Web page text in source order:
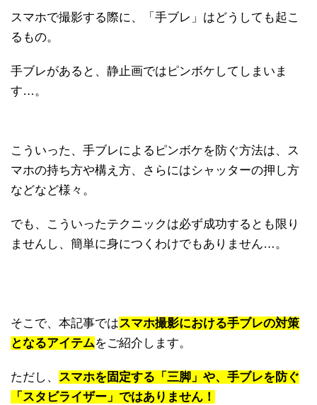
スマホで撮影する際に、「手ブレ」はどうしても起こ
るもの。
手ブレがあると、静止画ではピンボケしてしまいま
す…。
こういった、手ブレによるピンボケを防ぐ方法は、ス
マホの持ち方や構え方、さらにはシャッターの押し方
などなど様々。
でも、こういったテクニックは必ず成功するとも限り
ませんし、簡単に身につくわけでもありません…。
そこで、本記事ではスマホ撮影における手ブレの対策
となるアイテムをご紹介します。
ただし、 スマホを固定する「三脚」や、手ブレを防ぐ
「スタビライザー」ではありません！